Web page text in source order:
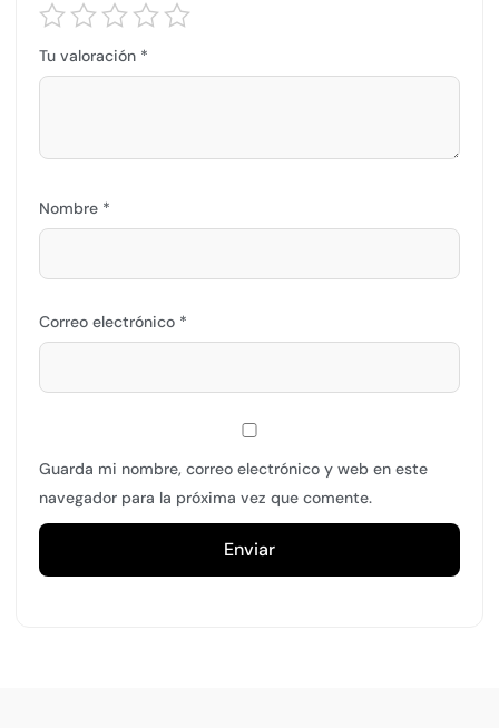
Tu valoración *
Nombre *
Correo electrónico *
Guarda mi nombre, correo electrónico y web en este
navegador para la próxima vez que comente.